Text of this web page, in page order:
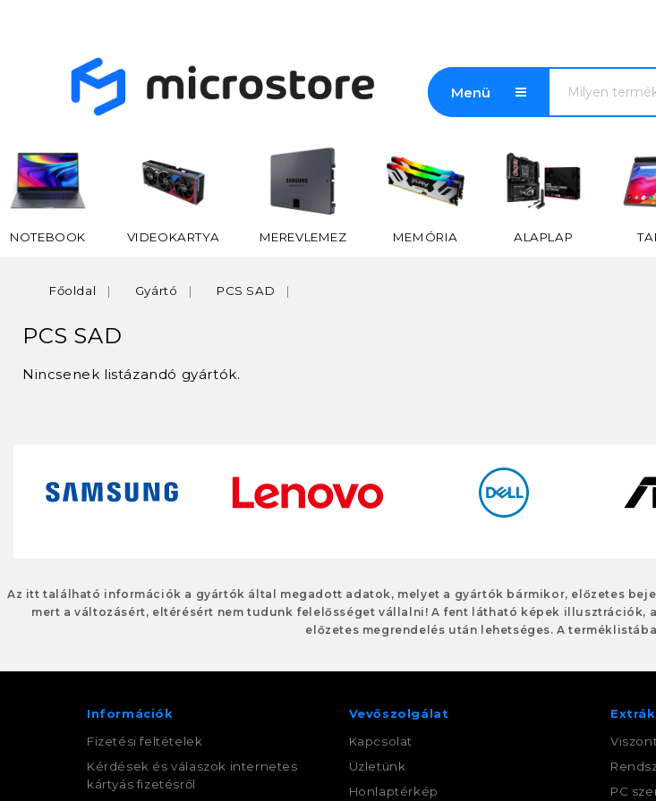
Menü
NOTEBOOK VIDEOKARTYA MEREVLEMEZ MEMÓRIA ALAPLAP
Főoldal Gyártó PCS SAD
PCS SAD
Nincsenek listázandó gyártók.
Az itt található információk a gyártók által megadott adatok, melyet a gyártók bármikor, előzetes
mert a változásért, eltérésért nem tudunk felelősséget vállalni! A fent látható képek illusztrációk,
előzetes megrendelés után lehetséges. A
Információk
Fizetési feltételek
Kérdések és válaszok internetes
kártyás fizetésről
Vevőszolgálat
Kapcsolat
Üzletünk
Honlaptérkép
Extrák
PC